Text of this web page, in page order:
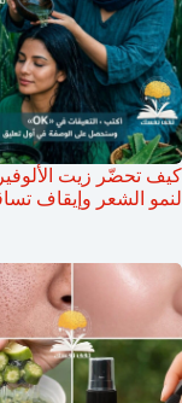
كيف تحضّر زيت الألوفيرا
لنمو الشعر وإيقاف